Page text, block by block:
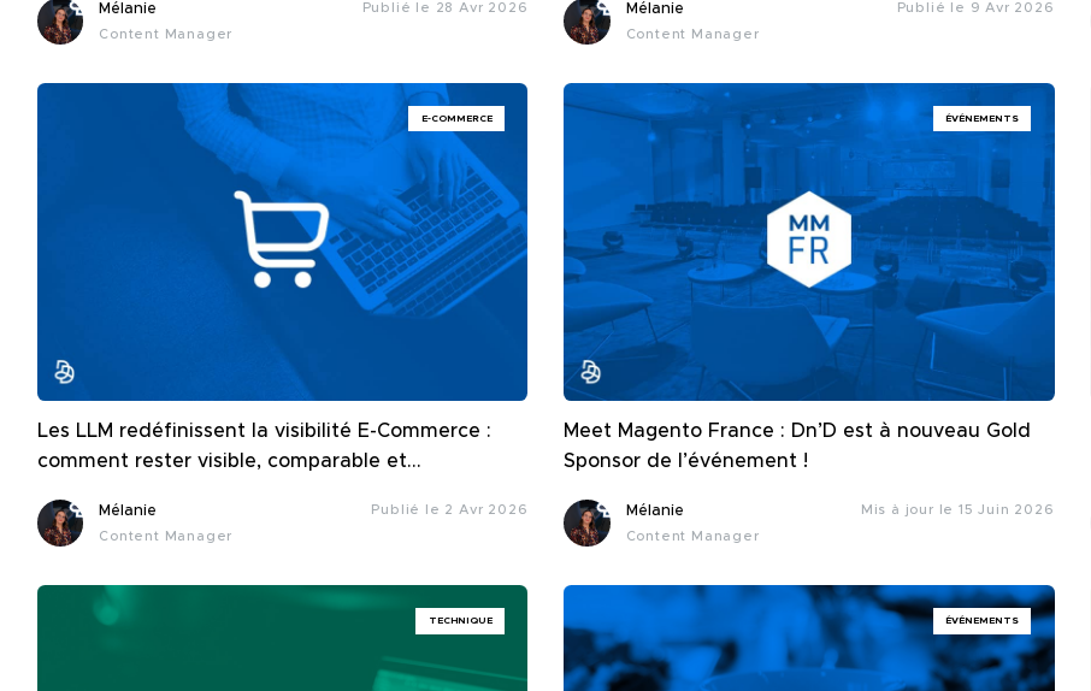
Mélanie
Content Manager
Publié le 28 Avr 2026 Mélanie
Content Manager
Publié le 9 Avr 2026
E-COMMERCE
Les LLM redéfinissent la visibilité E-Commerce :
comment rester visible, comparable et
Mélanie
Content Manager
Publié le 2 Avr 2026
ÉVÉNEMENTS
Meet Magento France : Dn’D est à nouveau Gold
Sponsor de l’événement !
Mélanie
Content Manager
Mis à jour le 15 Juin 2026
TECHNIQUE ÉVÉNEMENTS